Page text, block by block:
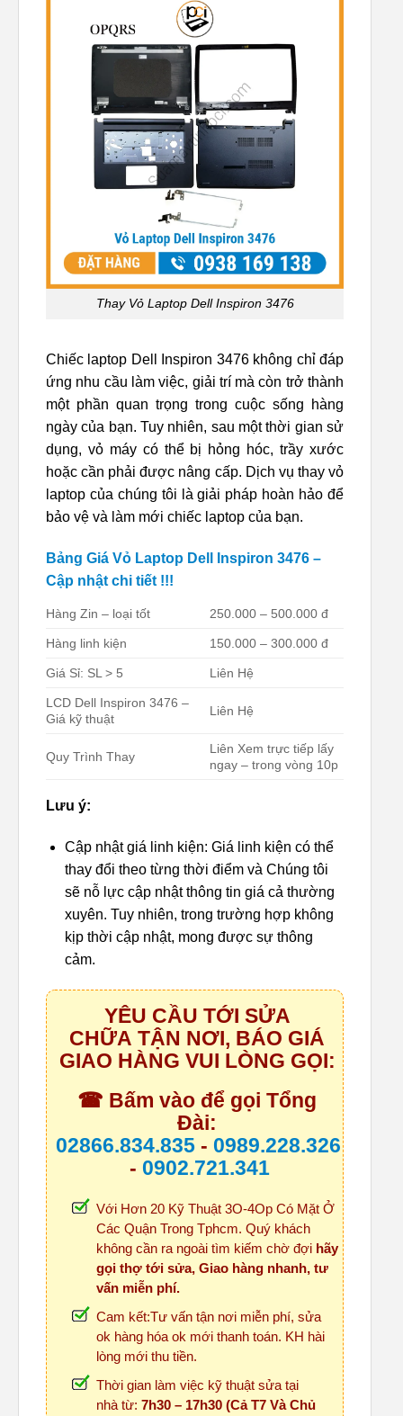
Thay Vỏ Laptop Dell Inspiron 3476
Chiếc laptop Dell Inspiron 3476 không chỉ đáp
ứng nhu cầu làm việc, giải trí mà còn trở thành
một phần quan trọng trong cuộc sống hàng
ngày của bạn. Tuy nhiên, sau một thời gian sử
dụng, vỏ máy có thể bị hỏng hóc, trầy xước
hoặc cần phải được nâng cấp. Dịch vụ thay vỏ
laptop của chúng tôi là giải pháp hoàn hảo để
bảo vệ và làm mới chiếc laptop của bạn.
Bảng Giá Vỏ Laptop Dell Inspiron 3476 –
Cập nhật chi tiết !!!
Hàng Zin – loại tốt 250.000 – 500.000 đ
Hàng linh kiện 150.000 – 300.000 đ
Giá Sỉ: SL > 5 Liên Hệ
LCD Dell Inspiron 3476 –
Giá kỹ thuật
Liên Hệ
Quy Trình Thay
Liên Xem trực tiếp lấy
ngay – trong vòng 10p
Lưu ý:
Cập nhật giá linh kiện: Giá linh kiện có thể
thay đổi theo từng thời điểm và Chúng tôi
sẽ nỗ lực cập nhật thông tin giá cả thường
xuyên. Tuy nhiên, trong trường hợp không
kịp thời cập nhật, mong được sự thông
cảm.
YÊU CẦU TỚI SỬA
CHỮA TẬN NƠI, BÁO GIÁ
GIAO HÀNG VUI LÒNG GỌI:
☎ Bấm vào để gọi Tổng
Đài:
02866.834.835 - 0989.228.326
- 0902.721.341
Với Hơn 20 Kỹ Thuật 3O-4Op Có Mặt Ở
Các Quận Trong Tphcm. Quý khách
không cần ra ngoài tìm kiếm chờ đợi hãy
gọi thợ tới sửa, Giao hàng nhanh, tư
vấn miễn phí.
Cam kết:Tư vấn tận nơi miễn phí, sửa
ok hàng hóa ok mới thanh toán. KH hài
lòng mới thu tiền.
Thời gian làm việc kỹ thuật sửa tại
nhà từ: 7h30 – 17h30 (Cả T7 Và Chủ